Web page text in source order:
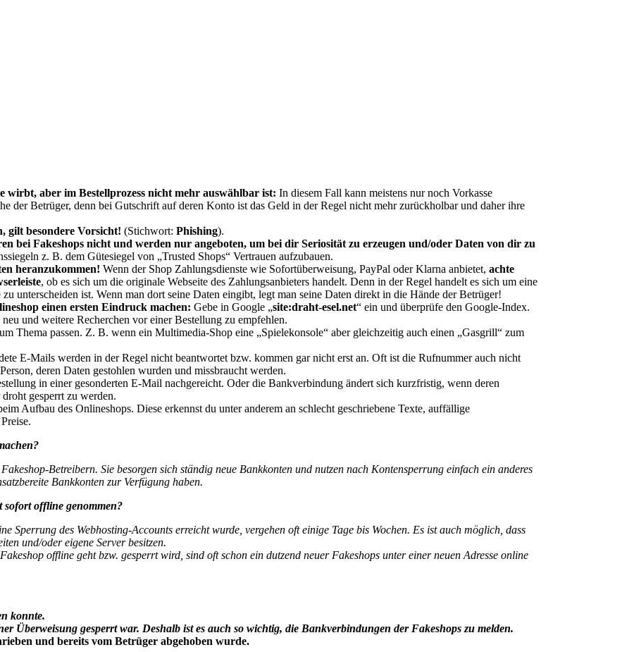
aber im Bestellprozess nicht mehr auswählbar ist: In diesem Fall kann meistens nur noch Vorkasse
der Betrüger, denn bei Gutschrift auf deren Konto ist das Geld in der Regel nicht mehr zurückholbar und daher ihre
gilt besondere Vorsicht! (Stichwort: Phishing).
bei Fakeshops nicht und werden nur angeboten, um bei dir Seriosität zu erzeugen und/oder Daten von dir zu
z. B. dem Gütesiegel von „Trusted Shops“ Vertrauen aufzubauen.
heranzukommen! Wenn der Shop Zahlungsdienste wie Sofortüberweisung, PayPal oder Klarna anbietet, achte
, ob es sich um die originale Webseite des Zahlungsanbieters handelt. Denn in der Regel handelt es sich um eine
unterscheiden ist. Wenn man dort seine Daten eingibt, legt man seine Daten direkt in die Hände der Betrüger!
einen ersten Eindruck machen: Gebe in Google „site:draht-esel.net“ ein und überprüfe den Google-Index.
und weitere Recherchen vor einer Bestellung zu empfehlen.
Thema passen. Z. B. wenn ein Multimedia-Shop eine „Spielekonsole“ aber gleichzeitig auch einen „Gasgrill“ zum
E-Mails werden in der Regel nicht beantwortet bzw. kommen gar nicht erst an. Oft ist die Rufnummer auch nicht
deren Daten gestohlen wurden und missbraucht werden.
in einer gesonderten E-Mail nachgereicht. Oder die Bankverbindung ändert sich kurzfristig, wenn deren
gesperrt zu werden.
Aufbau des Onlineshops. Diese erkennst du unter anderem an schlecht geschriebene Texte, auffällige
Betreibern. Sie besorgen sich ständig neue Bankkonten und nutzen nach Kontensperrung einfach ein anderes
Bankkonten zur Verfügung haben.
sofort offline genommen?
Sperrung des Webhosting-Accounts erreicht wurde, vergehen oft einige Tage bis Wochen. Es ist auch möglich, dass
und/oder eigene Server besitzen.
offline geht bzw. gesperrt wird, sind oft schon ein dutzend neuer Fakeshops unter einer neuen Adresse online
konnte.
Überweisung gesperrt war. Deshalb ist es auch so wichtig, die Bankverbindungen der Fakeshops zu melden.
und bereits vom Betrüger abgehoben wurde.